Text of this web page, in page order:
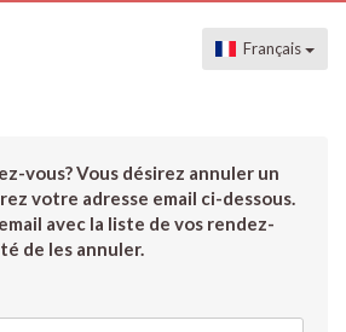
Français
vous? Vous désirez annuler un
votre adresse email ci-dessous.
avec la liste de vos rendez-
de les annuler.